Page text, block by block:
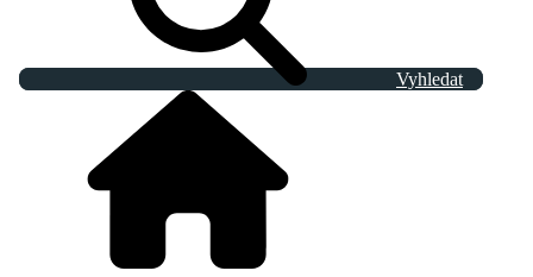
Vyhledat